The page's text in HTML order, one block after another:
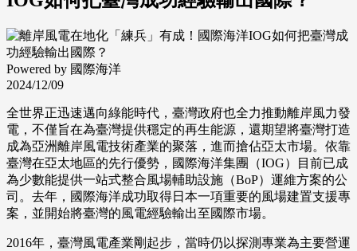
Powered by 國際海洋
2024/12/09
全世界正迅速邁向綠能時代，臺灣政府也全力推動離岸風力發
電，不僅旨在為臺灣提供穩定的再生能源，還期望將臺灣打造
成為亞洲離岸風電技術產業的聚落，進而搶佔亞太市場。依靠
臺灣在亞太地區的先行優勢，國際海洋集團（IOG）目前已成
為少數能提供一站式整合風場輔助設施（BoP）運維方案的公
司。去年，國際海洋成功取得日本一項重要的風場建置支援專
案，並開始將臺灣的風電經驗輸出至國際市場。
2016年，臺灣風電產業剛起步，當時仍以探測專業為主要營運